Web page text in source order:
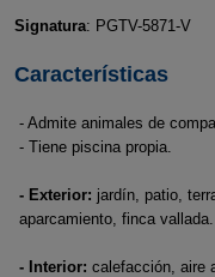
Signatura: PGTV-5871-V
Características
- Admite animales de
- Tiene piscina propia.
- Exterior: jardín, patio,
aparcamiento, finca vallada.
- Interior: calefacción, aire